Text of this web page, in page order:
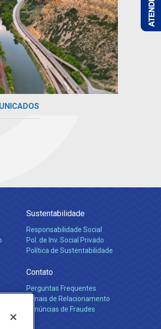
Sustentabilidade
Responsabilidade Social
Pol. de Inv. Social Privado
Política de Sustentabilidade
Contato
Perguntas Frequentes
Canais de Relacionamento
Denúncias de Fraudes